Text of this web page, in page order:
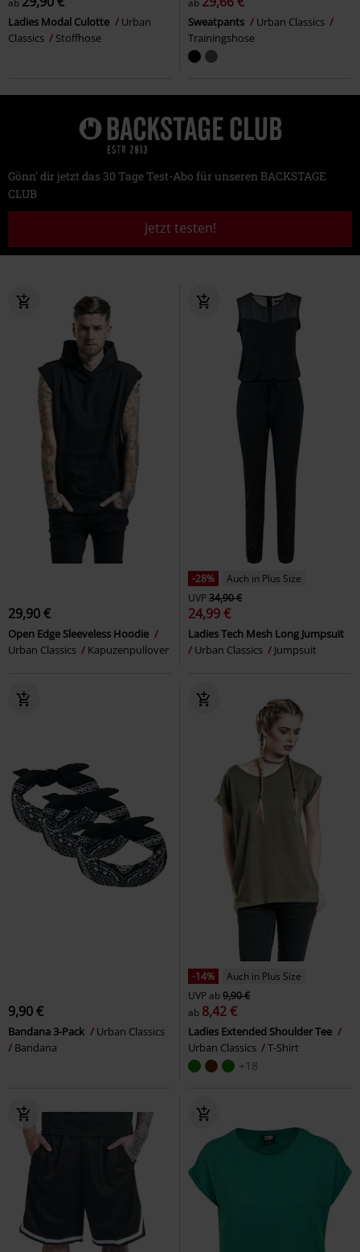
ab
Ladies Modal Culotte
Urban
Classics
Stoffhose
ab
Sweatpants
Urban Classics
Trainingshose
Gönn' dir jetzt das 30 Tage Test-Abo für unseren BACKSTAGE
CLUB
Jetzt testen!
29,90 €
Open Edge Sleeveless Hoodie
Urban Classics
Kapuzenpullover
-28%
Auch in Plus Size
UVP34,90 €
24,99 €
Ladies Tech Mesh Long Jumpsuit
Urban Classics
Jumpsuit
9,90 €
Bandana 3-Pack
Urban Classics
Bandana
-14%
Auch in Plus Size
UVPab9,90 €
ab 8,42 €
Ladies Extended Shoulder Tee
Urban Classics
T-Shirt
+18